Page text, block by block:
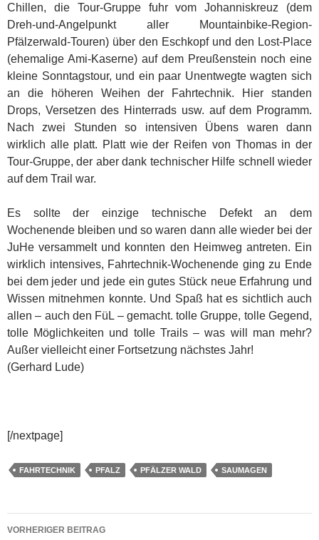
Chillen, die Tour-Gruppe fuhr vom Johanniskreuz (dem
Dreh-und-Angelpunkt aller Mountainbike-Region-
Pfälzerwald-Touren) über den Eschkopf und den Lost-Place
(ehemalige Ami-Kaserne) auf dem Preußenstein noch eine
kleine Sonntagstour, und ein paar Unentwegte wagten sich
an die höheren Weihen der Fahrtechnik. Hier standen
Drops, Versetzen des Hinterrads usw. auf dem Programm.
Nach zwei Stunden so intensiven Übens waren dann
wirklich alle platt. Platt wie der Reifen von Thomas in der
Tour-Gruppe, der aber dank technischer Hilfe schnell wieder
auf dem Trail war.
Es sollte der einzige technische Defekt an dem
Wochenende bleiben und so waren dann alle wieder bei der
JuHe versammelt und konnten den Heimweg antreten. Ein
wirklich intensives, Fahrtechnik-Wochenende ging zu Ende
bei dem jeder und jede ein gutes Stück neue Erfahrung und
Wissen mitnehmen konnte. Und Spaß hat es sichtlich auch
allen – auch den FüL – gemacht. tolle Gruppe, tolle Gegend,
tolle Möglichkeiten und tolle Trails – was will man mehr?
Außer vielleicht einer Fortsetzung nächstes Jahr!
(Gerhard Lude)
[/nextpage]
FAHRTECHNIK PFALZ PFÄLZER WALD SAUMAGEN
Beitragsnavigation
VORHERIGER BEITRAG